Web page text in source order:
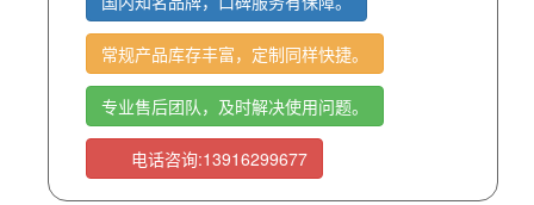
常规产品库存丰富，定制同样快捷。
专业售后团队，及时解决使用问题。
电话咨询:13916299677